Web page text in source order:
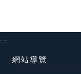
:::
網站導覽